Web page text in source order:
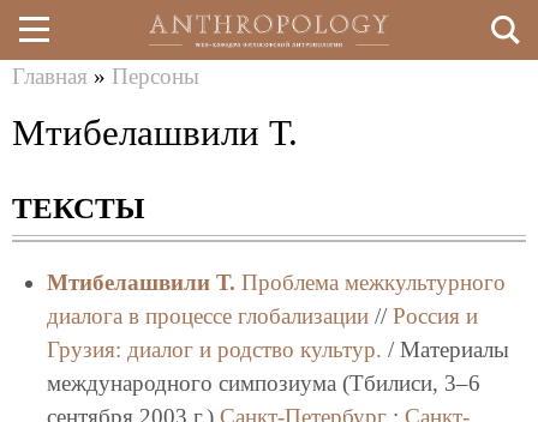
Перейти
к
содержанию
здесь
Главная » Персоны
Мтибелашвили Т.
ТЕКСТЫ
Мтибелашвили Т. Проблема межкультурного
диалога в процессе глобализации// Россия и
Грузия: диалог и родство культур. / Материалы
международного симпозиума (Тбилиси, 3–6